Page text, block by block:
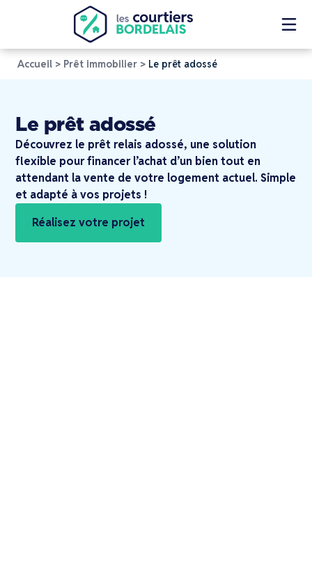
Accueil > Prêt immobilier > Le prêt adossé
Le prêt adossé
Découvrez le prêt relais adossé, une solution
flexible pour financer l’achat d’un bien tout en
attendant la vente de votre logement actuel. Simple
et adapté à vos projets !
Réalisez votre projet